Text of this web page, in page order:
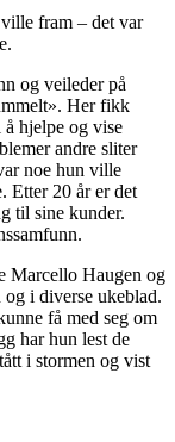
fram – det var
og veileder på
Her fikk
hjelpe og vise
andre sliter
noe hun ville
Etter 20 år er det
til sine kunder.
Marcello Haugen og
og i diverse ukeblad.
få med seg om
har hun lest de
i stormen og vist